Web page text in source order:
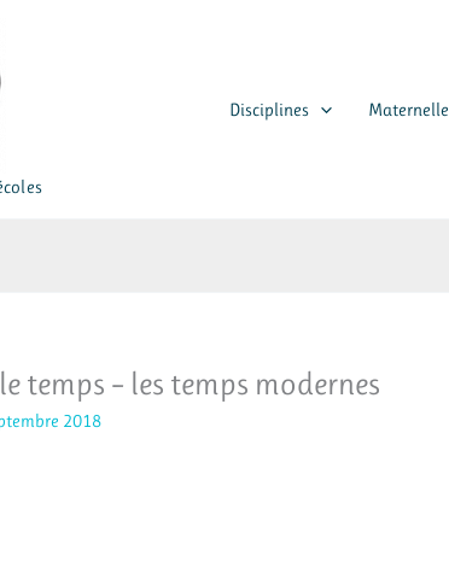
Disciplines Maternelle
temps – les temps modernes
2018